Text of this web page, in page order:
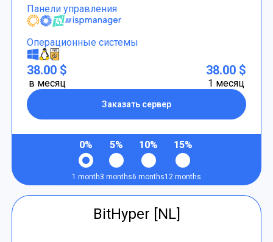
Панели управления
Операционные системы
38.00 $
в месяц
Заказать сервер
38.00 $
1 месяц
0%
1 month
5%
3 months
10%
6 months
15%
12 months
BitHyper [NL]